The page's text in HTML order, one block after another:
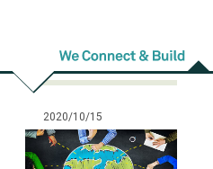
2020/10/15